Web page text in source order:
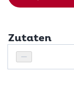
Zutaten
Personenanzahl
Personenanzahl